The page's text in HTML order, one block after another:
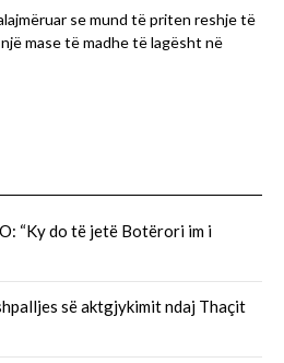
se mund të priten reshje të
mase të madhe të lagësht në
“Ky do të jetë Botërori im i
së aktgjykimit ndaj Thaçit